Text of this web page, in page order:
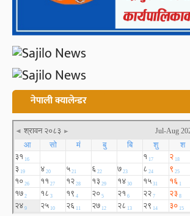
नेपाली क्यालेन्डर